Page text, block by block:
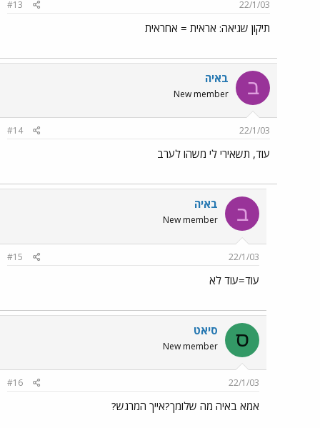
22/1/03
#13
תיקון שגיאה: אראית = אחראית
ב באיה
New member
22/1/03
#14
עוד, תשאירי לי משהו לערב
ב באיה
New member
22/1/03
#15
עוד=עוד לא
ס סיאט
New member
22/1/03
#16
אמא באיה מה שלומך?אייך המרגש?